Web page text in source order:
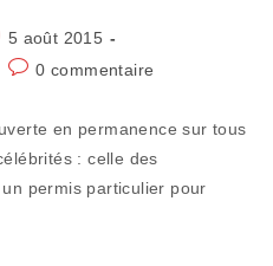
:
5 août 2015
Commentaires
publication :
0 commentaire
en permanence sur tous
: celle des
permis particulier pour